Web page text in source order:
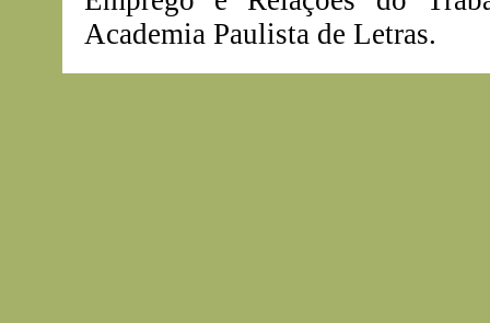
Academia Paulista de Letras.